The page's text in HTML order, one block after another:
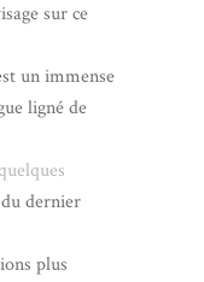
sur ce
un immense
ligné de
dernier
plus